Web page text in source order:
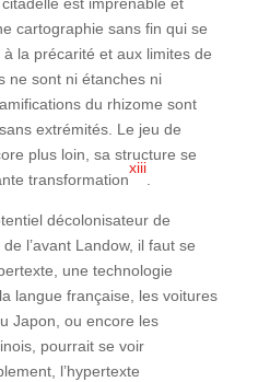
est imprenable et
cartographie sans fin qui se
la précarité et aux limites de
ne sont ni étanches ni
du rhizome sont
extrémités. Le jeu de
plus loin, sa structure se
transformation
xiii
.
décolonisateur de
l’avant Landow, il faut se
une technologie
langue française, les voitures
Japon, ou encore les
pourrait se voir
l’hypertexte